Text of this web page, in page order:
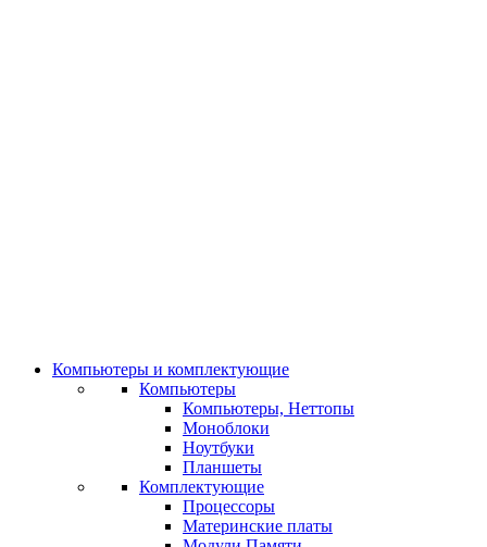
Компьютеры и комплектующие
Компьютеры
Компьютеры, Неттопы
Моноблоки
Ноутбуки
Планшеты
Комплектующие
Процессоры
Материнские платы